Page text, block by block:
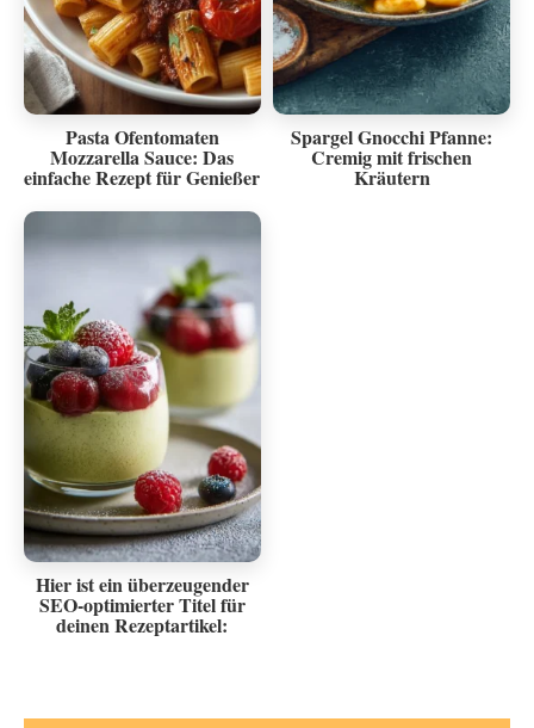
Pasta Ofentomaten
Mozzarella Sauce: Das
einfache Rezept für Genießer
Spargel Gnocchi Pfanne:
Cremig mit frischen
Kräutern
Hier ist ein überzeugender
SEO-optimierter Titel für
deinen Rezeptartikel: